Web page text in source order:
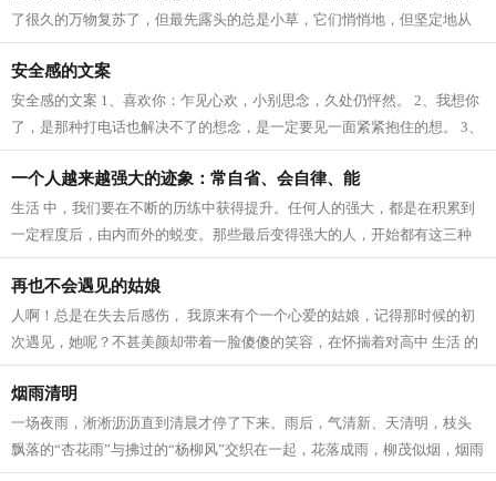
了很久的万物复苏了，但最先露头的总是小草，它们悄悄地，但坚定地从
土里钻出来，为山野铺上一层绿色，充...
安全感的文案
安全感的文案 1、喜欢你：乍见心欢，小别思念，久处仍怦然。 2、我想你
了，是那种打电话也解决不了的想念，是一定要见一面紧紧抱住的想。 3、
我爱这个世界上的三件事：太阳，月...
一个人越来越强大的迹象：常自省、会自律、能
生活 中，我们要在不断的历练中获得提升。任何人的强大，都是在积累到
一定程度后，由内而外的蜕变。那些最后变得强大的人，开始都有这三种
迹象。 常自省 人生 路上，每个人的境...
再也不会遇见的姑娘
人啊！总是在失去后感伤， 我原来有个一个心爱的姑娘，记得那时候的初
次遇见，她呢？不甚美颜却带着一脸傻傻的笑容，在怀揣着对高中 生活 的
向往，在人群中拥挤寻找着我的老师...
烟雨清明
一场夜雨，淅淅沥沥直到清晨才停了下来。雨后，气清新、天清明，枝头
飘落的“杏花雨”与拂过的“杨柳风”交织在一起，花落成雨，柳茂似烟，烟雨
清明寄深情。 清明，逐雨而来。...